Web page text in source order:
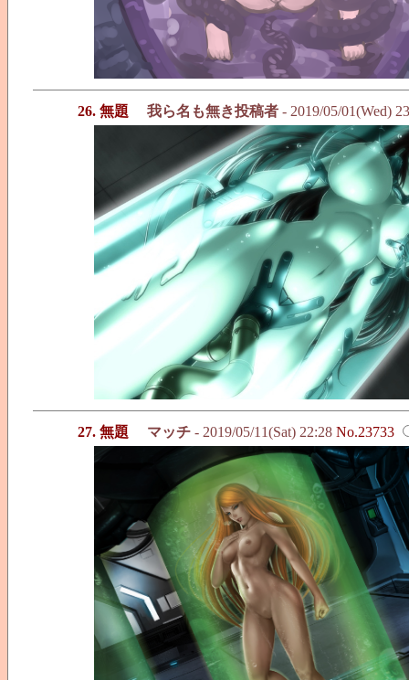
26. 無題 我ら名も無き投稿者 - 2019/05/01(Wed)
27. 無題 マッチ - 2019/05/11(Sat) 22:28 No.23733